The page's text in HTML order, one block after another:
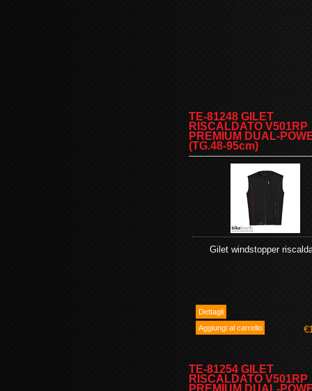
TE-81248 GILET
RISCALDATO V501RP
PREMIUM DUAL-
(TG.48-95cm)
Gilet windstopper
TE-81254 GILET
RISCALDATO V501RP
PREMIUM DUAL-